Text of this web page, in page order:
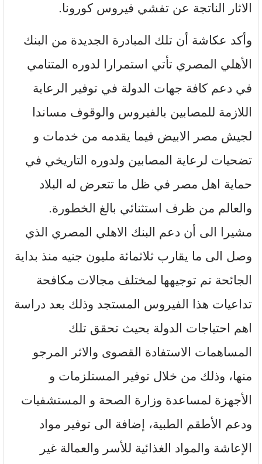
الاثار الناتجة عن تفشي فيروس كورونا.
وأكد عكاشة أن تلك المبادرة الجديدة من البنك
الأهلي المصري تأتي استمرارا لدوره المتنامي
في دعم كافة جهات الدولة في توفير الرعاية
اللازمة للمصابين بالفيروس والوقوف مساندا
لجيش مصر الابيض فيما يقدمه من خدمات و
تضحيات لرعاية المصابين ولدوره التاريخي في
حماية اهل مصر في ظل ما تتعرض له البلاد
والعالم من ظرف استثنائي بالغ الخطورة.
مشيرا الى أن دعم البنك الاهلي المصري الذي
وصل الى ما يقارب ثلاثمائة مليون جنيه منذ بداية
الجائحة تم توجيهها لمختلف مجالات مكافحة
تداعيات هذا الفيروس المستجد وذلك بعد دراسة
اهم احتياجات الدولة بحيث تحقق تلك
المساهمات الاستفادة القصوى والاثر المرجو
منها، وذلك من خلال توفير المستلزمات و
الأجهزة لمساعدة وزارة الصحة و المستشفيات
ودعم الأطقم الطبية، إضافة الى توفير مواد
الإعاشة والمواد الغذائية للأسر والعمالة غير